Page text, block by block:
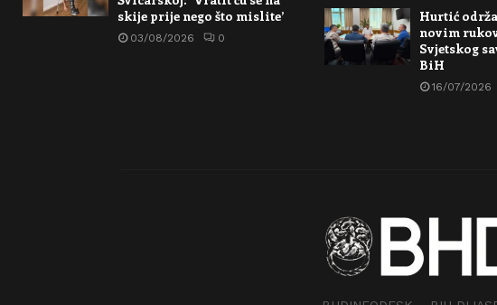
skije prije nego što mislite’
03/08/2026 0
Hurtić
novim
Svjetskog
BiH
16/07/2026